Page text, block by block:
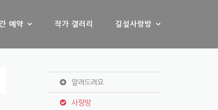
예약 작가 갤러리 길섶사랑방
알려드려요
사랑방